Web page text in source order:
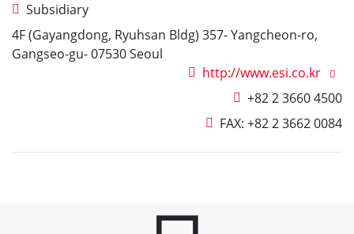
Subsidiary
4F (Gayangdong, Ryuhsan Bldg) 357- Yangcheon-ro,
Gangseo-gu- 07530 Seoul
http://www.esi.co.kr
+82 2 3660 4500
FAX: +82 2 3662 0084